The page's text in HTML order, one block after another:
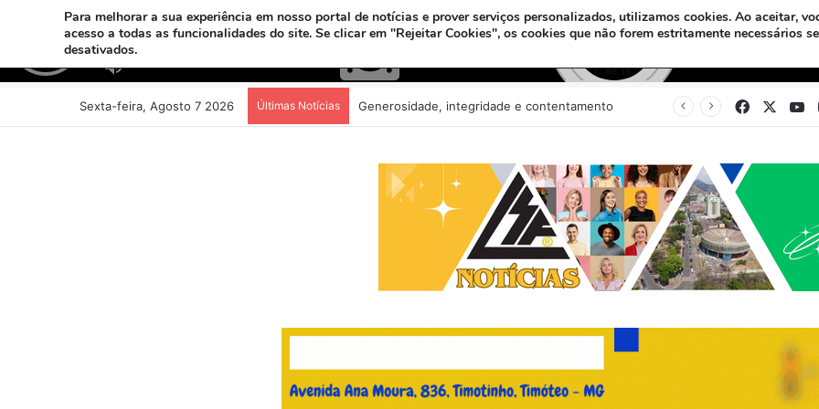
Sexta-feira, Agosto 7 2026 Últimas Notícias Facebook
Para melhorar a sua experiência em nosso portal de notícias e prover serviços personalizados, utilizamos cookies. Ao aceitar,
acesso a todas as funcionalidades do site. Se clicar em "Rejeitar Cookies", os cookies que não forem estritamente necessários
desativados.